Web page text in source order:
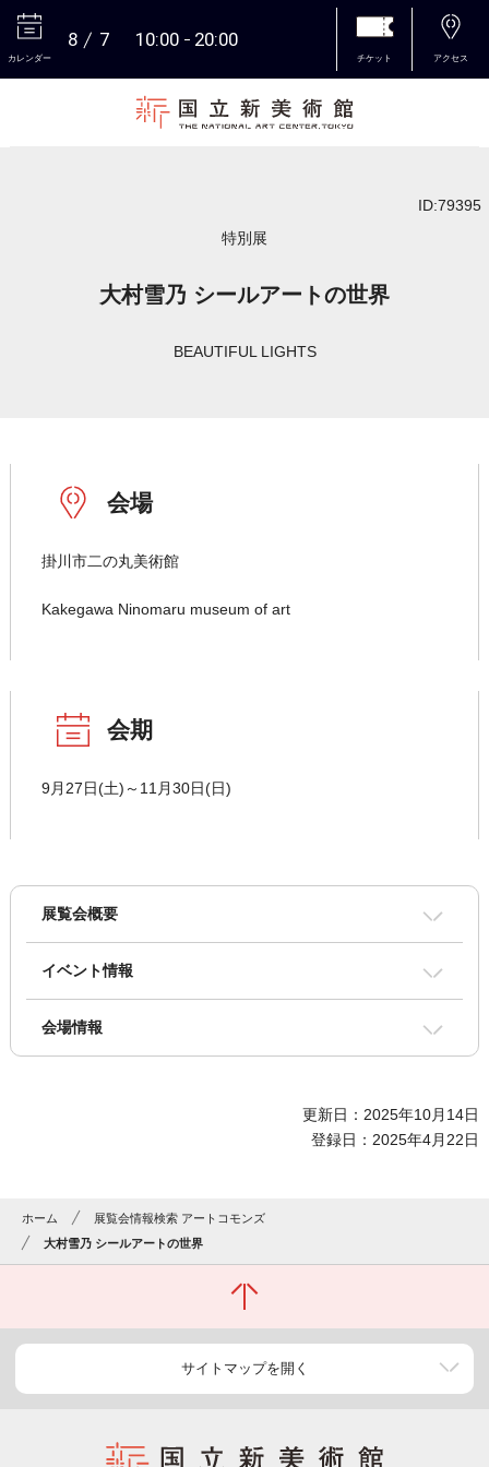
カレンダー
8 7 10:00 20:00
チケット アクセス
ID:79395
特別展
大村雪乃 シールアートの世界
BEAUTIFUL LIGHTS
会場
掛川市二の丸美術館
Kakegawa Ninomaru museum of art
会期
9月27日(土)～11月30日(日)
展覧会概要
イベント情報
会場情報
更新日：2025年10月14日
登録日：2025年4月22日
ホーム
展覧会情報検索 アートコモンズ
大村雪乃 シールアートの世界
サイトマップを開く